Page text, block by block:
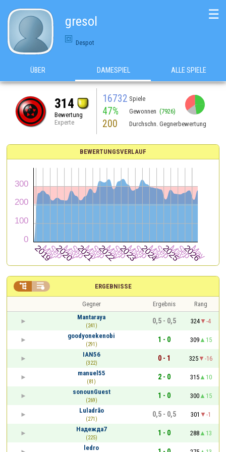
gresol
Despot
☰
ÜBER DAMESPIEL ALLE SPIELE
314
Bewertung
Experte
16732 Spiele
47% Gewonnen (7926)
200 Durchschn. Gegnerbewertung
BEWERTUNGSVERLAUF
ERGEBNISSE
 
Gegner Ergebnis
Rang
Mantaraya
(241)
0,5 - 0,5 324
-4
goodyonekenobi
(291)
1 - 0 309
15
IAN56
(322)
0 - 1 325
-16
manuel55
(81)
2 - 0 315
10
sonounGuest
(269)
1 - 0 300
15
Luladrão
(271)
0,5 - 0,5 301
-1
Надежда7
(225)
1 - 0 288
13
ledro